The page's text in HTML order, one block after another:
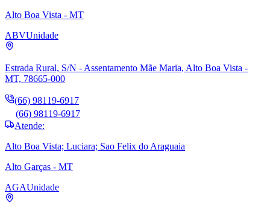
Alto Boa Vista - MT
ABVUnidade
Estrada Rural, S/N - Assentamento Mãe Maria, Alto Boa Vista -
MT, 78665-000
(66) 98119-6917
(66) 98119-6917
Atende:
Alto Boa Vista; Luciara; Sao Felix do Araguaia
Alto Garças - MT
AGAUnidade